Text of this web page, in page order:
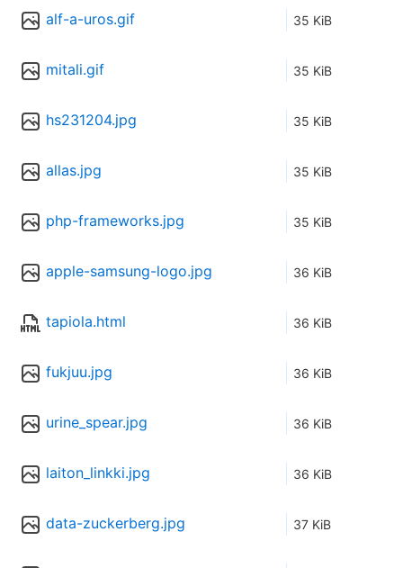
alf-a-uros.gif 35 KiB
mitali.gif 35 KiB
hs231204.jpg 35 KiB
allas.jpg 35 KiB
php-frameworks.jpg 35 KiB
apple-samsung-logo.jpg 36 KiB
tapiola.html 36 KiB
fukjuu.jpg 36 KiB
urine_spear.jpg 36 KiB
laiton_linkki.jpg 36 KiB
data-zuckerberg.jpg 37 KiB